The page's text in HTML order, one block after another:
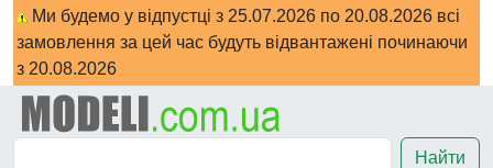
Ми будемо у відпустці з 25.07.2026 по 20.08.2026 всі
замовлення за цей час будуть відвантажені починаючи
з 20.08.2026
Найти